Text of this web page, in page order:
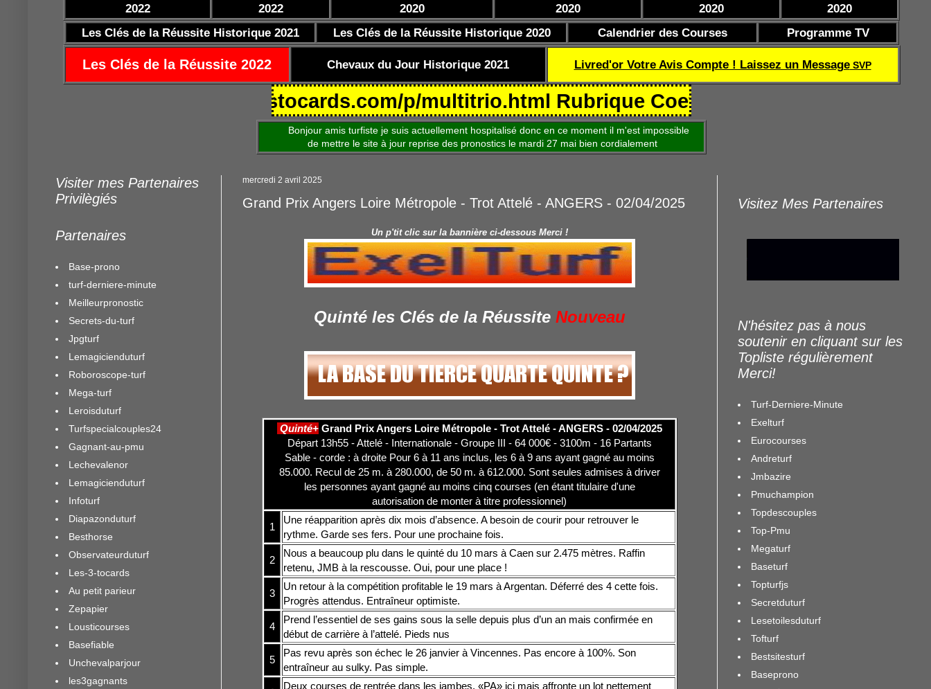
2022
2022
2020
2020
2020
2020
Les Clés de la Réussite Historique 2021
Les Clés de la Réussite Historique 2020 Calendrier des Courses Programme TV
Les Clés de la Réussite 2022 Chevaux du Jour Historique 2021 Livred'or Votre Avis Compte ! Laissez un MessageSVP
2021 https://www.mestocards.com/p/multitrio.html Rubrique Coef de réussite TQOQD 24
Bonjour amis turfiste je suis actuellement hospitalisé donc en ce moment il m'est impossible
de mettre le site à jour reprise des pronostics le mardi 27 mai bien cordialement
mercredi 2 avril 2025
Grand Prix Angers Loire Métropole - Trot Attelé - ANGERS - 02/04/2025
Un p'tit clic sur la bannière ci-dessous Merci !
Quinté les Clés de la Réussite Nouveau
Quinté+ Grand Prix Angers Loire Métropole - Trot Attelé - ANGERS - 02/04/2025
Départ 13h55 - Attelé - Internationale - Groupe III - 64 000€ - 3100m - 16 Partants
Sable - corde : à droite Pour 6 à 11 ans inclus, les 6 à 9 ans ayant gagné au moins
85.000. Recul de 25 m. à 280.000, de 50 m. à 612.000. Sont seules admises à driver
les personnes ayant gagné au moins cinq courses (en étant titulaire d'une
autorisation de monter à titre professionnel)
1
Une réapparition après dix mois d’absence. A besoin de courir pour retrouver le
rythme. Garde ses fers. Pour une prochaine fois.
2
Nous a beaucoup plu dans le quinté du 10 mars à Caen sur 2.475 mètres. Raffin
retenu, JMB à la rescousse. Oui, pour une place !
3
Un retour à la compétition profitable le 19 mars à Argentan. Déferré des 4 cette fois.
Progrès attendus. Entraîneur optimiste.
4
Prend l’essentiel de ses gains sous la selle depuis plus d’un an mais confirmée en
début de carrière à l’attelé. Pieds nus
5
Pas revu après son échec le 26 janvier à Vincennes. Pas encore à 100%. Son
entraîneur au sulky. Pas simple.
Deux courses de rentrée dans les jambes. «PA» ici mais affronte un lot nettement
Visiter mes Partenaires
Privilègiés
Partenaires
Base-prono
turf-derniere-minute
Meilleurpronostic
Secrets-du-turf
Jpgturf
Lemagicienduturf
Roboroscope-turf
Mega-turf
Leroisduturf
Turfspecialcouples24
Gagnant-au-pmu
Lechevalenor
Lemagicienduturf
Infoturf
Diapazonduturf
Besthorse
Observateurduturf
Les-3-tocards
Au petit parieur
Zepapier
Lousticourses
Basefiable
Unchevalparjour
les3gagnants
Visitez Mes Partenaires
N'hésitez pas à nous
soutenir en cliquant sur les
Topliste régulièrement
Merci!
Turf-Derniere-Minute
Exelturf
Eurocourses
Andreturf
Jmbazire
Pmuchampion
Topdescouples
Top-Pmu
Megaturf
Baseturf
Topturfjs
Secretduturf
Lesetoilesduturf
Tofturf
Bestsitesturf
Baseprono